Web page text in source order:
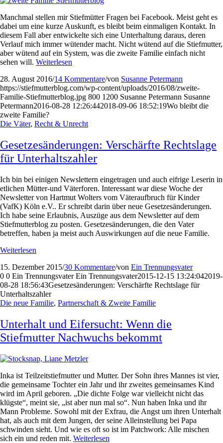
Manchmal stellen mir Stiefmütter Fragen bei Facebook. Meist geht es
dabei um eine kurze Auskunft, es bleibt beim einmaligen Kontakt. In
diesem Fall aber entwickelte sich eine Unterhaltung daraus, deren
Verlauf mich immer wütender macht. Nicht wütend auf die Stiefmutter,
aber wütend auf ein System, was die zweite Familie einfach nicht
sehen will. Weiterlesen
28. August 2016/14 Kommentare/von Susanne Petermann
https://stiefmutterblog.com/wp-content/uploads/2016/08/zweite-
Familie-Stiefmutterblog.jpg 800 1200 Susanne Petermann Susanne
Petermann2016-08-28 12:26:442018-09-06 18:52:19Wo bleibt die
zweite Familie?
Die Väter, Recht & Unrecht
Gesetzesänderungen: Verschärfte Rechtslage
für Unterhaltszahler
Ich bin bei einigen Newslettern eingetragen und auch eifrige Leserin in
etlichen Mütter-und Väterforen. Interessant war diese Woche der
Newsletter von Hartmut Wolters vom Väteraufbruch für Kinder
(VafK) Köln e.V.. Er schreibt darin über neue Gesetzesänderungen.
Ich habe seine Erlaubnis, Auszüge aus dem Newsletter auf dem
Stiefmutterblog zu posten. Gesetzesänderungen, die den Vater
betreffen, haben ja meist auch Auswirkungen auf die neue Familie.
Weiterlesen
15. Dezember 2015/30 Kommentare/von Ein Trennungsvater
0 0 Ein Trennungsvater Ein Trennungsvater2015-12-15 13:24:042019-
08-28 18:56:43Gesetzesänderungen: Verschärfte Rechtslage für
Unterhaltszahler
Die neue Familie, Partnerschaft & Zweite Familie
Unterhalt und Eifersucht: Wenn die
Stiefmutter Nachwuchs bekommt
Inka ist Teilzeitstiefmutter und Mutter. Der Sohn ihres Mannes ist vier,
die gemeinsame Tochter ein Jahr und ihr zweites gemeinsames Kind
wird im April geboren. „Die dichte Folge war vielleicht nicht das
klügste“, meint sie, „ist aber nun mal so“. Nun haben Inka und ihr
Mann Probleme. Sowohl mit der Exfrau, die Angst um ihren Unterhalt
hat, als auch mit dem Jungen, der seine Alleinstellung bei Papa
schwinden sieht. Und wie es oft so ist im Patchwork: Alle mischen
sich ein und reden mit. Weiterlesen